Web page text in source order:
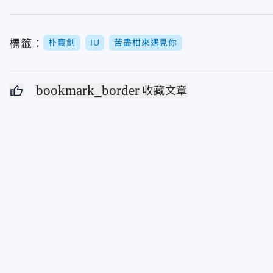
標籤： 朴寶劍 IU 苦盡柑來遇見你
bookmark_border 收藏文章